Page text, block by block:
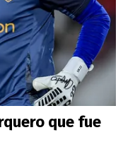
que fue